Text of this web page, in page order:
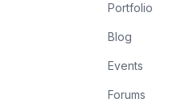
Portfolio
Blog
Events
Forums